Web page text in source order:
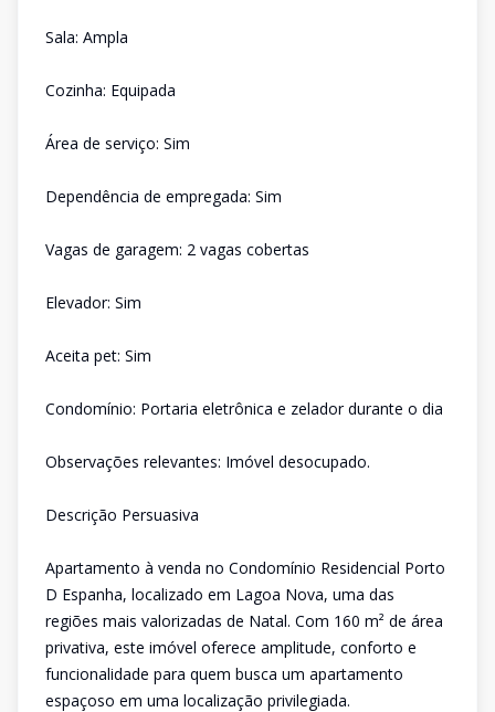
Sala: Ampla
Cozinha: Equipada
Área de serviço: Sim
Dependência de empregada: Sim
Vagas de garagem: 2 vagas cobertas
Elevador: Sim
Aceita pet: Sim
Condomínio: Portaria eletrônica e zelador durante o dia
Observações relevantes: Imóvel desocupado.
Descrição Persuasiva
Apartamento à venda no Condomínio Residencial Porto
D Espanha, localizado em Lagoa Nova, uma das
regiões mais valorizadas de Natal. Com 160 m² de área
privativa, este imóvel oferece amplitude, conforto e
funcionalidade para quem busca um apartamento
espaçoso em uma localização privilegiada.